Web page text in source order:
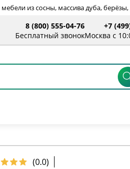
из сосны, массива дуба, берёзы,
8 (800) 555-04-76
Бесплатный звонок
+7
Москва с
(0.0)